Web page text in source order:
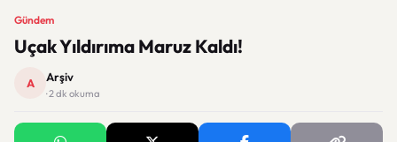
Gündem
Uçak Yıldırıma Maruz Kaldı!
A Arşiv
· 2 dk okuma